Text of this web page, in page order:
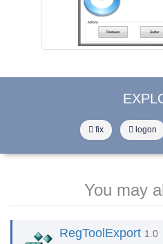
fix logon
You may
RegToolExport 1.0